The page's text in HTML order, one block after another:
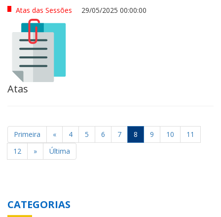
Atas das Sessões 29/05/2025 00:00:00
Atas
Primeira « 4 5 6 7 8 9 10
11
12
» Última
CATEGORIAS